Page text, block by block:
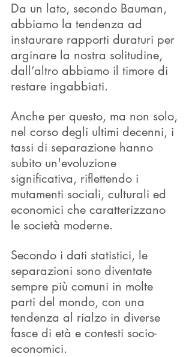
Da un lato, secondo Bauman,
abbiamo la tendenza ad
instaurare rapporti duraturi per
arginare la nostra solitudine,
dall’altro abbiamo il timore di
restare ingabbiati.
Anche per questo, ma non solo,
nel corso degli ultimi decenni, i
tassi di separazione hanno
subito un'evoluzione
significativa, riflettendo i
mutamenti sociali, culturali ed
economici che caratterizzano
le società moderne.
Secondo i dati statistici, le
separazioni sono diventate
sempre più comuni in molte
parti del mondo, con una
tendenza al rialzo in diverse
fasce di età e contesti socio-
economici.